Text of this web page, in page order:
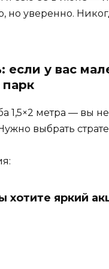
но уверенно.
если у вас
парк
1,5×2 метра — вы
выбрать
хотите яркий